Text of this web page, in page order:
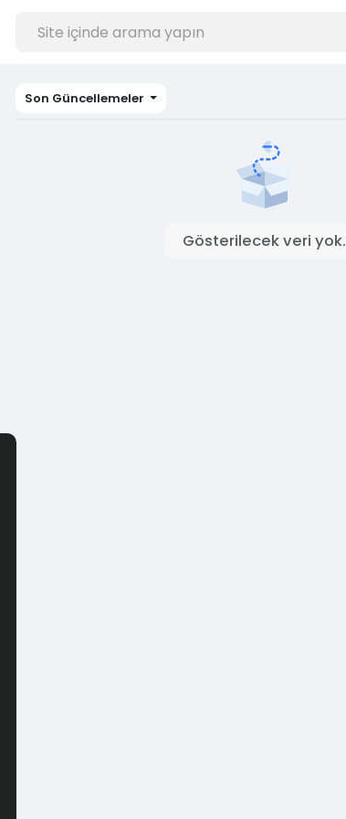
Son Güncellemeler
Gösterilecek veri yok.